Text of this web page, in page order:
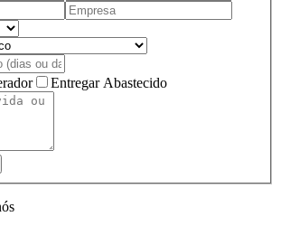
Entregar Abastecido